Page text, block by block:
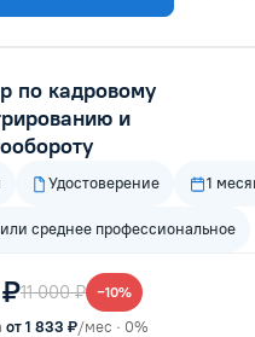
по кадровому
и
Удостоверение 1
среднее профессиональное
11 000 ₽ −10%
от 1 833 ₽/мес · 0%